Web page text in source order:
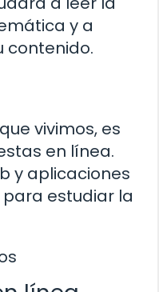
y a
contenido.
vivimos, es
en línea.
y aplicaciones
estudiar la